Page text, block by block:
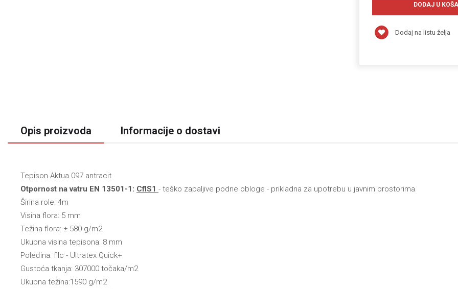
Dodaj na listu želja
Opis proizvoda Informacije o dostavi
Tepison Aktua 097 antracit
Otpornost na vatru EN 13501-1: CflS1 - teško zapaljive podne obloge - prikladna za upotrebu u javnim prostorima
Širina role: 4m
Visina flora: 5 mm
Težina flora: ± 580 g/m2
Ukupna visina tepisona: 8 mm
Poleđina: filc - Ultratex Quick+
Gustoća tkanja: 307000 točaka/m2
Ukupna težina:1590 g/m2